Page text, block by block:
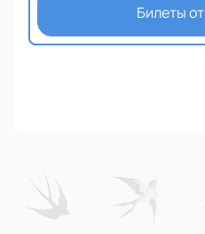
Билеты от